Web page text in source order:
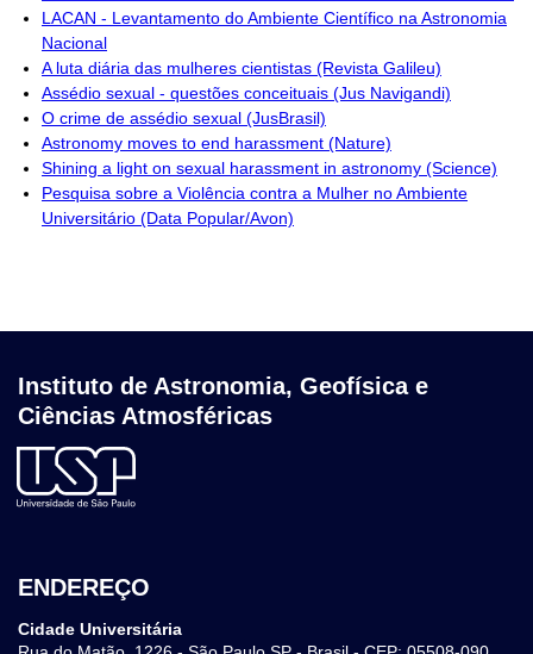
LACAN - Levantamento do Ambiente Científico na Astronomia
Nacional
A luta diária das mulheres cientistas (Revista Galileu)
Assédio sexual - questões conceituais (Jus Navigandi)
O crime de assédio sexual (JusBrasil)
Astronomy moves to end harassment (Nature)
Shining a light on sexual harassment in astronomy (Science)
Pesquisa sobre a Violência contra a Mulher no Ambiente
Universitário (Data Popular/Avon)
Instituto de Astronomia, Geofísica e
Ciências Atmosféricas
ENDEREÇO
Cidade Universitária